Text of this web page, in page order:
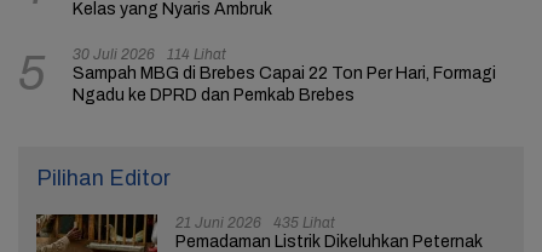
Kelas yang Nyaris Ambruk
5 30 Juli 2026 114 Lihat
Sampah MBG di Brebes Capai 22 Ton Per Hari, Formagi
Ngadu ke DPRD dan Pemkab Brebes
Pilihan Editor
21 Juni 2026 435 Lihat
Pemadaman Listrik Dikeluhkan Peternak